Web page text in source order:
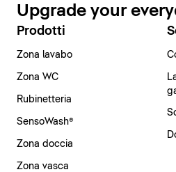
Upgrade your
Prodotti
Zona lavabo
Zona WC
Rubinetteria
SensoWash®
Zona doccia
Zona vasca